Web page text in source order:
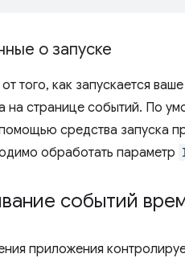
о запуске
того, как запускается
на странице событий. По
помощью средства запуска
обработать параметр
событий
приложения